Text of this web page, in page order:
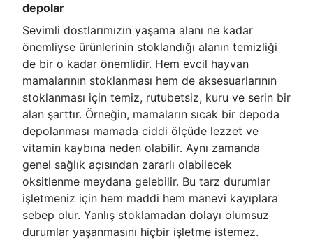
depolar
Sevimli dostlarımızın yaşama alanı ne kadar
önemliyse ürünlerinin stoklandığı alanın temizliği
de bir o kadar önemlidir. Hem evcil hayvan
mamalarının stoklanması hem de aksesuarlarının
stoklanması için temiz, rutubetsiz, kuru ve serin bir
alan şarttır. Örneğin, mamaların sıcak bir depoda
depolanması mamada ciddi ölçüde lezzet ve
vitamin kaybına neden olabilir. Aynı zamanda
genel sağlık açısından zararlı olabilecek
oksitlenme meydana gelebilir. Bu tarz durumlar
işletmeniz için hem maddi hem manevi kayıplara
sebep olur. Yanlış stoklamadan dolayı olumsuz
durumlar yaşanmasını hiçbir işletme istemez.